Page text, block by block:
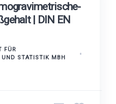
| DIN EN
FÜR
STATISTIK MBH